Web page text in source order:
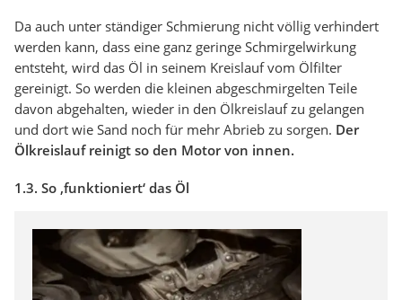
Da auch unter ständiger Schmierung nicht völlig verhindert
werden kann, dass eine ganz geringe Schmirgelwirkung
entsteht, wird das Öl in seinem Kreislauf vom Ölfilter
gereinigt. So werden die kleinen abgeschmirgelten Teile
davon abgehalten, wieder in den Ölkreislauf zu gelangen
und dort wie Sand noch für mehr Abrieb zu sorgen. Der
Ölkreislauf reinigt so den Motor von innen.
1.3. So ‚funktioniert‘ das Öl